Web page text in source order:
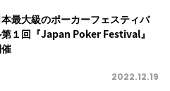
本最大級のポーカーフェスティバ
１回『Japan Poker Festival』
2022.12.19